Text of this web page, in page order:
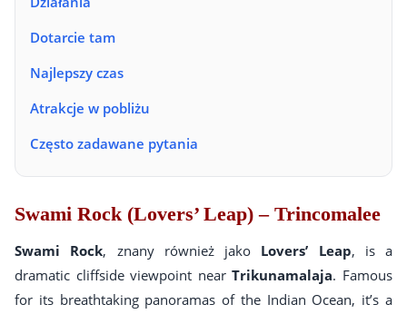
Dotarcie tam
Najlepszy czas
Atrakcje w pobliżu
Często zadawane pytania
Swami Rock (Lovers’ Leap) – Trincomalee
Swami Rock, znany również jako Lovers’ Leap, is a
dramatic cliffside viewpoint nearTrikunamalaja. Famous
for its breathtaking panoramas of the Indian Ocean, it’s a